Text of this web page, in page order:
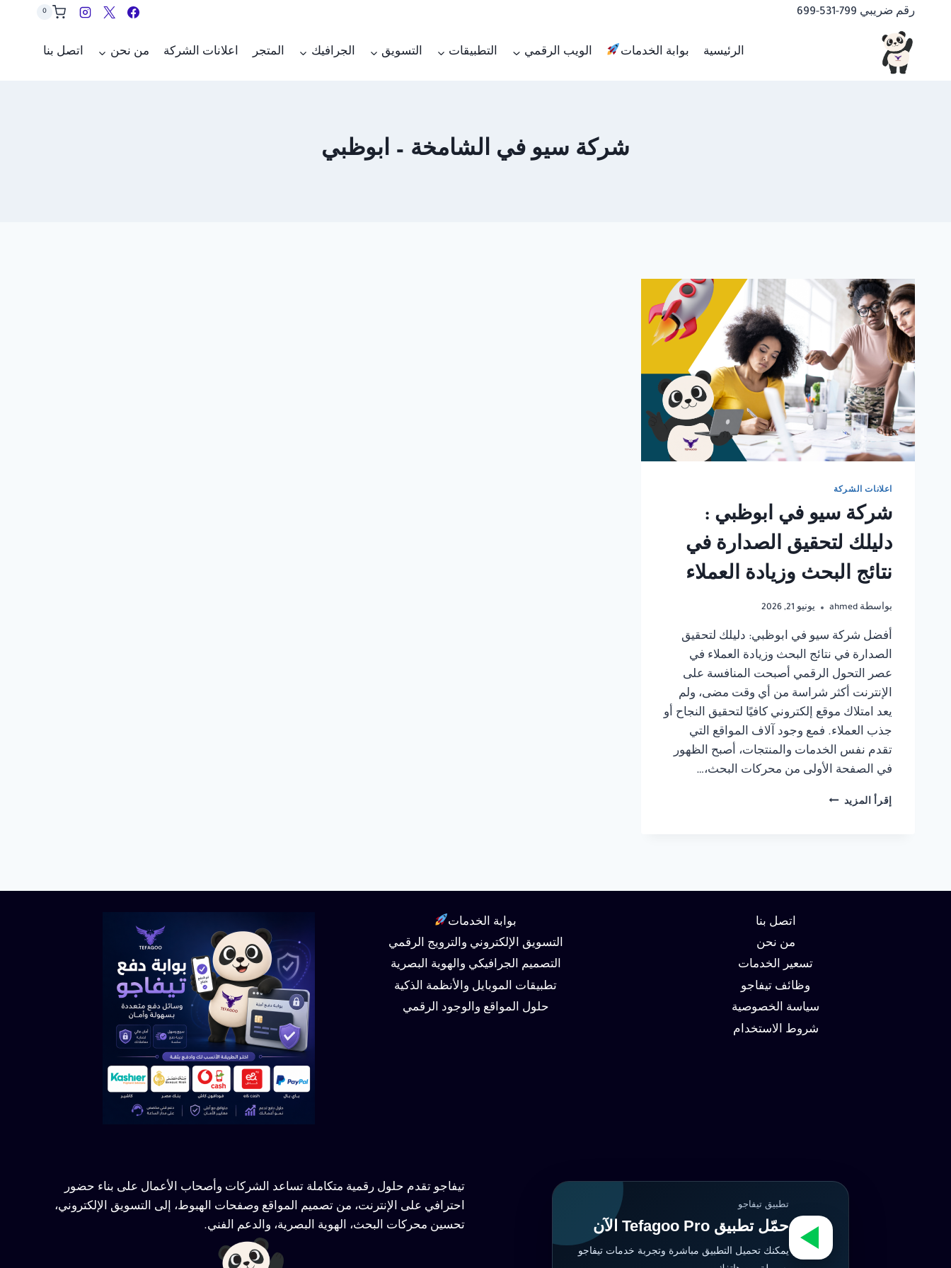
المحتوى
رقم ضريبي 799-531-699 0
الرئيسية بوابة الخدمات الويب الرقمي التطبيقات التسويق الجرافيك المتجر اعلانات الشركة من نحن اتصل بنا
شركة سيو في الشامخة – ابوظبي
اعلانات الشركة
شركة سيو في ابوظبي :
دليلك لتحقيق الصدارة في
نتائج البحث وزيادة العملاء
بواسطة ahmed يونيو 21, 2026
أفضل شركة سيو في ابوظبي: دليلك لتحقيق
الصدارة في نتائج البحث وزيادة العملاء في
عصر التحول الرقمي أصبحت المنافسة على
الإنترنت أكثر شراسة من أي وقت مضى، ولم
يعد امتلاك موقع إلكتروني كافيًا لتحقيق النجاح أو
جذب العملاء. فمع وجود آلاف المواقع التي
تقدم نفس الخدمات والمنتجات، أصبح الظهور
في الصفحة الأولى من محركات البحث،…
إقرأ المزيد شركة
اتصل بنا
من نحن
تسعير الخدمات
وظائف تيفاجو
سياسة الخصوصية
شروط الاستخدام
بوابة الخدمات
التسويق الإلكتروني والترويج الرقمي
التصميم الجرافيكي والهوية البصرية
تطبيقات الموبايل والأنظمة الذكية
حلول المواقع والوجود الرقمي
تطبيق تيفاجو
حمّل تطبيق Tefagoo Pro الآن
يمكنك تحميل التطبيق مباشرة وتجربة خدمات تيفاجو
تيفاجو تقدم حلول رقمية متكاملة تساعد الشركات وأصحاب الأعمال على بناء حضور
احترافي على الإنترنت، من تصميم المواقع وصفحات الهبوط، إلى التسويق الإلكتروني،
تحسين محركات البحث، الهوية البصرية، والدعم الفني.